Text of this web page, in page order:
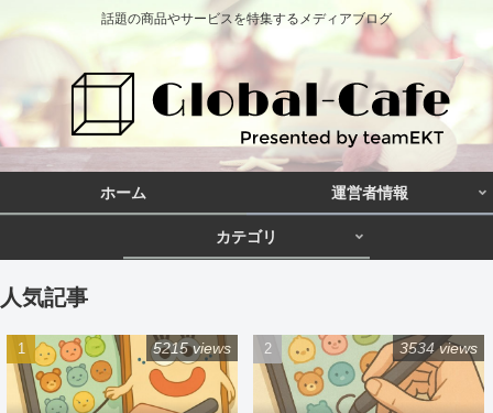
話題の商品やサービスを特集するメディアブログ
ホーム 運営者情報
カテゴリ
人気記事
5215 views 3534 views